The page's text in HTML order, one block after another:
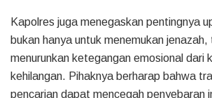
Kapolres juga menegaskan pentingnya
bukan hanya untuk menemukan
menurunkan ketegangan emosional dari
kehilangan. Pihaknya berharap bahwa
pencarian dapat mencegah penyebaran